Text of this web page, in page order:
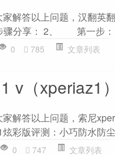
解答以上问题，汉翻英
分享： 2、 第一步：点
0 785 文章列表
v（xperiaz1）
解答以上问题，索尼
彩版评测：小巧防水防
0 747 文章列表